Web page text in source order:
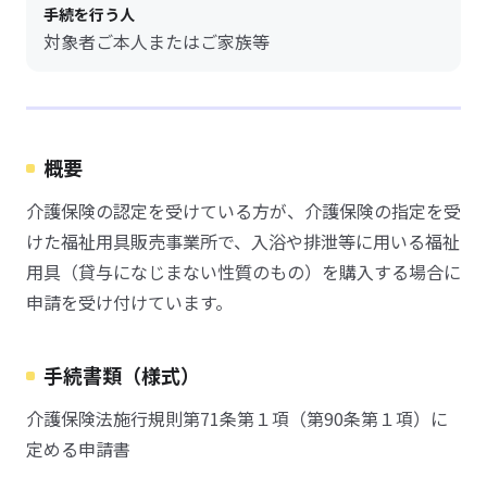
手続を行う人
対象者ご本人またはご家族等
概要
介護保険の認定を受けている方が、介護保険の指定を受
けた福祉用具販売事業所で、入浴や排泄等に用いる福祉
用具（貸与になじまない性質のもの）を購入する場合に
申請を受け付けています。
手続書類（様式）
介護保険法施行規則第71条第１項（第90条第１項）に
定める申請書